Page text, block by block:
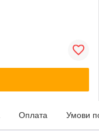
Оплата Умови